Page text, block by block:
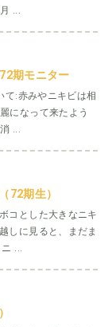
...
期モニター
:赤みやニキビは相
になって来たよう
...
期生）
コとした大きなニキ
しに見ると、まだま
...